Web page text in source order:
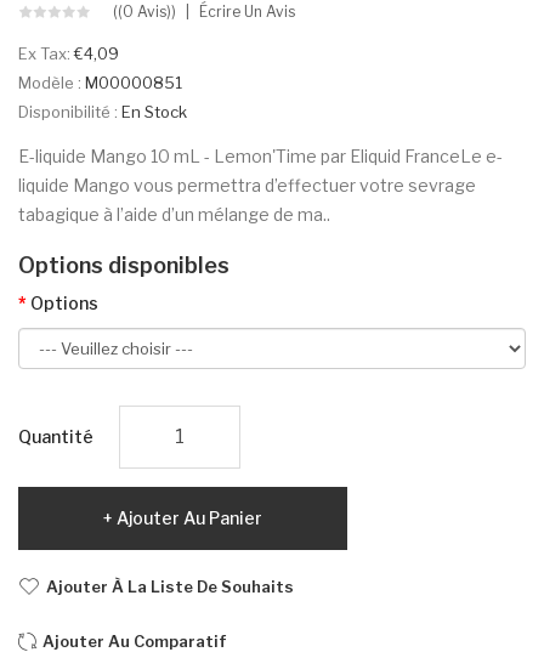
((0 Avis)) Écrire Un Avis
Ex Tax:€4,09
Modèle : M00000851
Disponibilité : En Stock
E-liquide Mango 10 mL - Lemon'Time par Eliquid FranceLe e-
liquide Mango vous permettra d’effectuer votre sevrage
tabagique à l’aide d’un mélange de ma..
Options disponibles
Options
Quantité
Ajouter Au Panier
Ajouter À La Liste De Souhaits
Ajouter Au Comparatif